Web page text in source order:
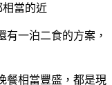
相當的近
有一泊二食的方案，
餐相當豐盛，都是現